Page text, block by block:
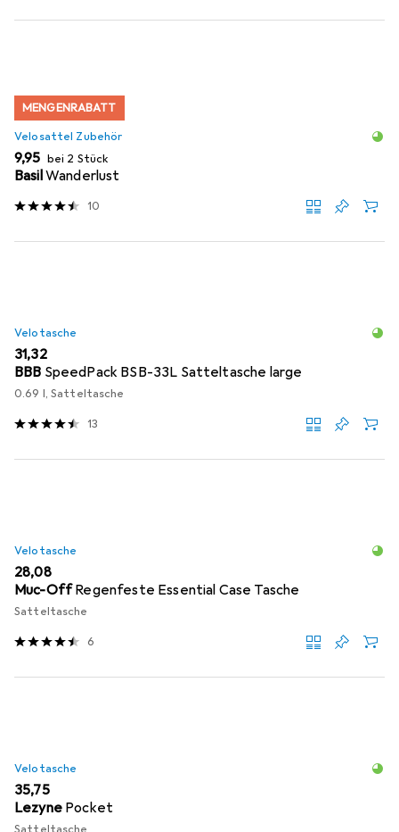
MENGENRABATT
Velosattel Zubehör
EUR
9,95 bei 2 Stück
BasilWanderlust
10
Velotasche
EUR
31,32
BBB SpeedPack BSB-33L Satteltasche large
0.69 l, Satteltasche
13
Velotasche
EUR
28,08
Muc-OffRegenfeste Essential Case Tasche
Satteltasche
6
Velotasche
EUR
35,75
Lezyne Pocket